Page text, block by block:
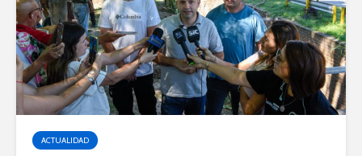
ACTUALIDAD